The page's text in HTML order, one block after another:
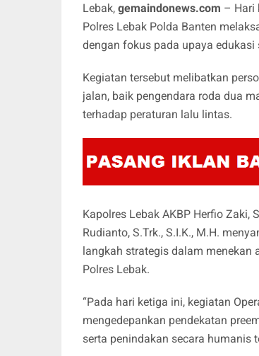
Lebak, gemaindonews.com – Hari
Polres Lebak Polda Banten
dengan fokus pada upaya
Kegiatan tersebut melibatkan
jalan, baik pengendara roda dua
terhadap peraturan lalu lintas.
Kapolres Lebak AKBP Herfio Zaki,
Rudianto, S.Trk., S.I.K., M.H.
langkah strategis dalam menekan
Polres Lebak.
“Pada hari ketiga ini, kegiatan
mengedepankan pendekatan
serta penindakan secara humanis